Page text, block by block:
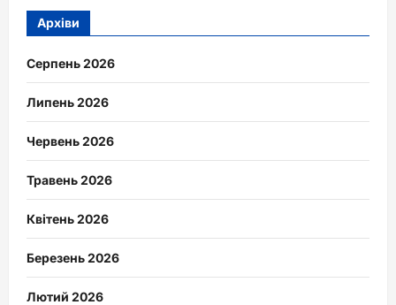
Архіви
Серпень 2026
Липень 2026
Червень 2026
Травень 2026
Квітень 2026
Березень 2026
Лютий 2026